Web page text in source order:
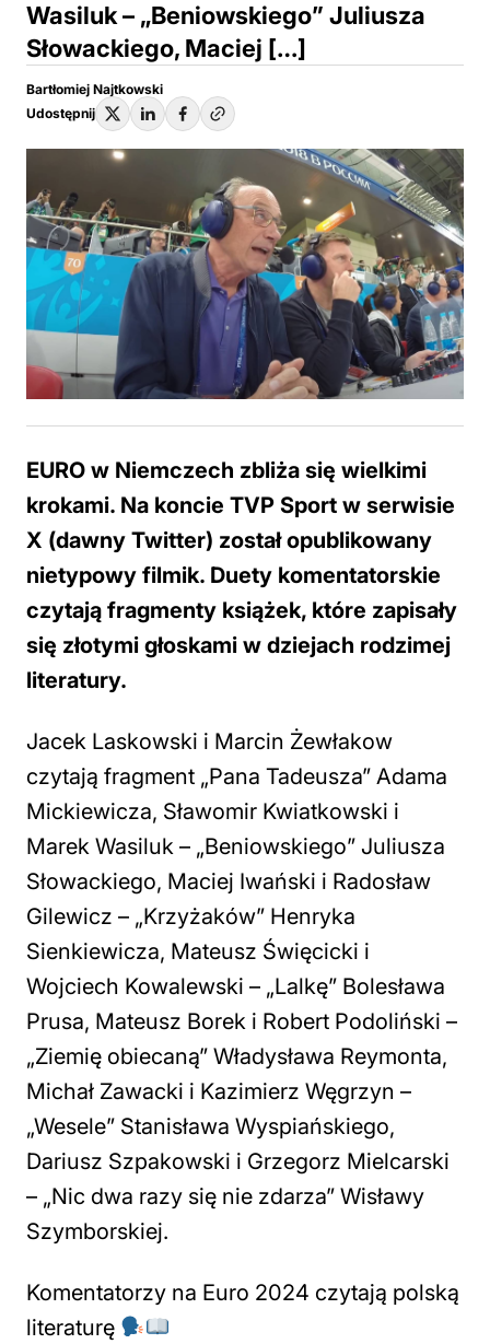
Wasiluk – „Beniowskiego” Juliusza
Słowackiego, Maciej […]
Bartłomiej Najtkowski
Udostępnij
EURO w Niemczech zbliża się wielkimi
krokami. Na koncie TVP Sport w serwisie
X (dawny Twitter) został opublikowany
nietypowy filmik. Duety komentatorskie
czytają fragmenty książek, które zapisały
się złotymi głoskami w dziejach rodzimej
literatury.
Jacek Laskowski i Marcin Żewłakow
czytają fragment „Pana Tadeusza” Adama
Mickiewicza, Sławomir Kwiatkowski i
Marek Wasiluk – „Beniowskiego” Juliusza
Słowackiego, Maciej Iwański i Radosław
Gilewicz – „Krzyżaków” Henryka
Sienkiewicza, Mateusz Święcicki i
Wojciech Kowalewski – „Lalkę” Bolesława
Prusa, Mateusz Borek i Robert Podoliński –
„Ziemię obiecaną” Władysława Reymonta,
Michał Zawacki i Kazimierz Węgrzyn –
„Wesele” Stanisława Wyspiańskiego,
Dariusz Szpakowski i Grzegorz Mielcarski
– „Nic dwa razy się nie zdarza” Wisławy
Szymborskiej.
Komentatorzy na Euro 2024 czytają polską
literaturę